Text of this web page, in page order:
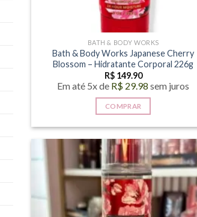
BATH & BODY WORKS
Bath & Body Works Japanese Cherry
Blossom – Hidratante Corporal 226g
R$149.90
Em até 5x de R$ 29.98 sem juros
COMPRAR